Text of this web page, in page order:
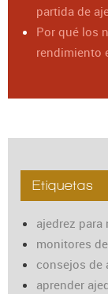
partida de
Por qué los
rendimiento
Etiquetas
ajedrez para
monitores
consejos de
aprender